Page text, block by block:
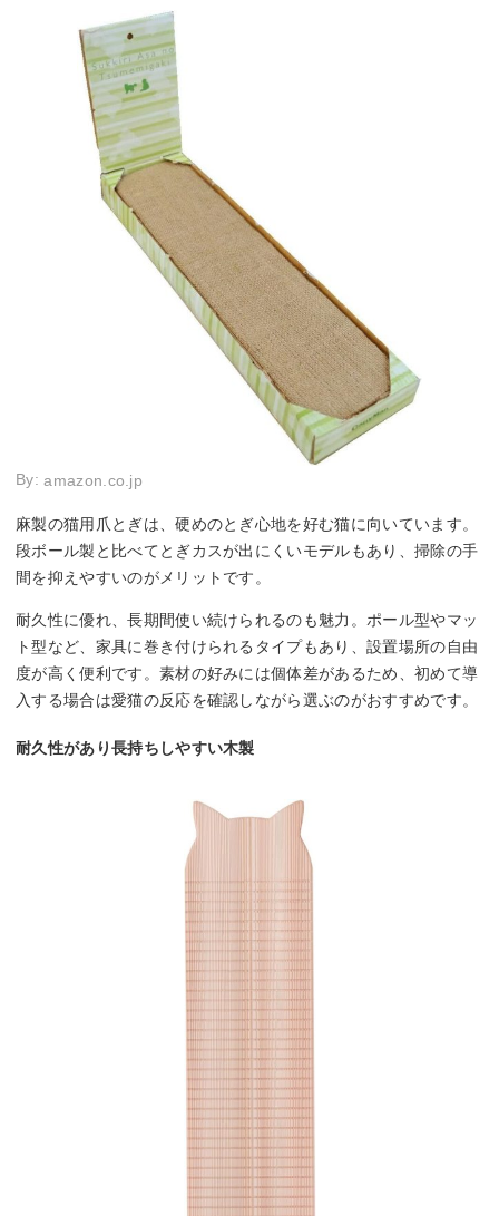
By:amazon.co.jp
麻製の猫用爪とぎは、硬めのとぎ心地を好む猫に向いています。
段ボール製と比べてとぎカスが出にくいモデルもあり、掃除の手
間を抑えやすいのがメリットです。
耐久性に優れ、長期間使い続けられるのも魅力。ポール型やマッ
ト型など、家具に巻き付けられるタイプもあり、設置場所の自由
度が高く便利です。素材の好みには個体差があるため、初めて導
入する場合は愛猫の反応を確認しながら選ぶのがおすすめです。
耐久性があり長持ちしやすい木製